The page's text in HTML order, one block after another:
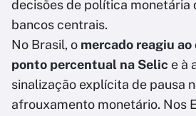
decisões de política monetária
bancos centrais.
No Brasil, o mercado reagiu
ponto percentual na Selic e à
sinalização explícita de pausa
afrouxamento monetário. Nos